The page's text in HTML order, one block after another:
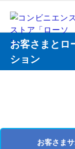
お客さまとロ
ション
お客さま